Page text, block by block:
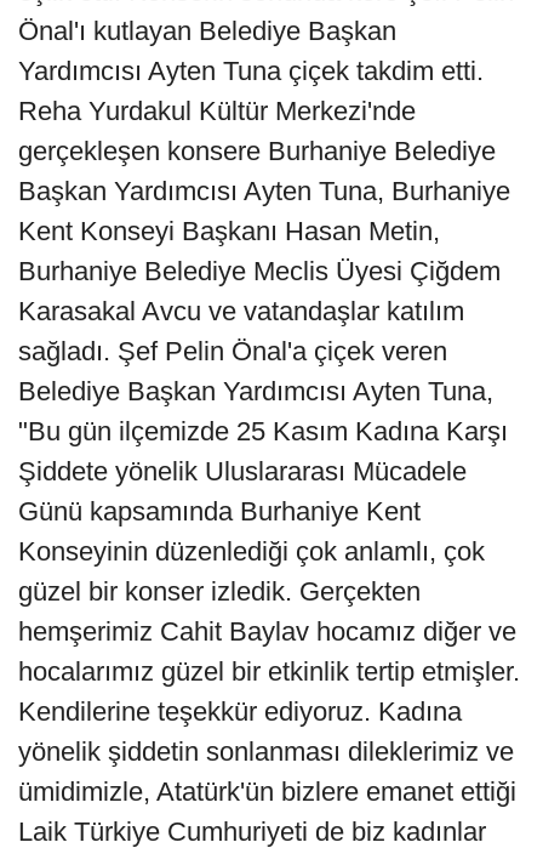
Önal'ı kutlayan Belediye Başkan
Yardımcısı Ayten Tuna çiçek takdim etti.
Reha Yurdakul Kültür Merkezi'nde
gerçekleşen konsere Burhaniye Belediye
Başkan Yardımcısı Ayten Tuna, Burhaniye
Kent Konseyi Başkanı Hasan Metin,
Burhaniye Belediye Meclis Üyesi Çiğdem
Karasakal Avcu ve vatandaşlar katılım
sağladı. Şef Pelin Önal'a çiçek veren
Belediye Başkan Yardımcısı Ayten Tuna,
"Bu gün ilçemizde 25 Kasım Kadına Karşı
Şiddete yönelik Uluslararası Mücadele
Günü kapsamında Burhaniye Kent
Konseyinin düzenlediği çok anlamlı, çok
güzel bir konser izledik. Gerçekten
hemşerimiz Cahit Baylav hocamız diğer ve
hocalarımız güzel bir etkinlik tertip etmişler.
Kendilerine teşekkür ediyoruz. Kadına
yönelik şiddetin sonlanması dileklerimiz ve
ümidimizle, Atatürk'ün bizlere emanet ettiği
Laik Türkiye Cumhuriyeti de biz kadınlar